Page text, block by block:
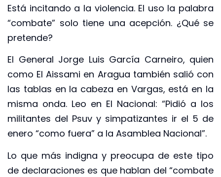
Está incitando a la violencia. El uso la palabra
“combate” solo tiene una acepción. ¿Qué se
pretende?
El General Jorge Luis García Carneiro, quien
como El Aissami en Aragua también salió con
las tablas en la cabeza en Vargas, está en la
misma onda. Leo en El Nacional: “Pidió a los
militantes del Psuv y simpatizantes ir el 5 de
enero “como fuera” a la Asamblea Nacional”.
Lo que más indigna y preocupa de este tipo
de declaraciones es que hablan del “combate